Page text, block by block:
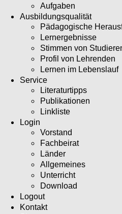
Aufgaben
Ausbildungsqualität
Pädagogische
Lernergebnisse
Stimmen von
Profil von Lehrenden
Lernen im Lebenslauf
Service
Literaturtipps
Publikationen
Linkliste
Login
Vorstand
Fachbeirat
Länder
Allgemeines
Unterricht
Download
Logout
Kontakt